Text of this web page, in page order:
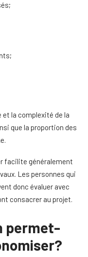
et la complexité de la
que la proportion des
facilite généralement
Les personnes qui
donc évaluer avec
consacrer au projet.
permet-